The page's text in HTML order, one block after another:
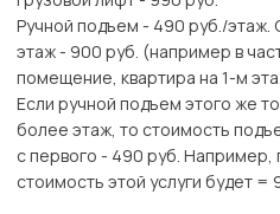
Ручной подъем - 490 руб./этаж.
этаж - 900 руб. (например в
помещение, квартира на 1-м
Если ручной подъем этого же
более этаж, то стоимость
с первого - 490 руб. Например,
стоимость этой услуги будет